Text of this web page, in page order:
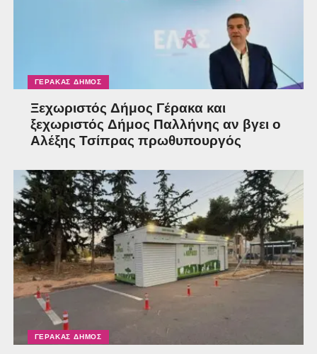
ΓΈΡΑΚΑΣ ΔΉΜΟΣ
Ξεχωριστός Δήμος Γέρακα και
ξεχωριστός Δήμος Παλλήνης αν βγει ο
Αλέξης Τσίπρας πρωθυπουργός
ΓΈΡΑΚΑΣ ΔΉΜΟΣ